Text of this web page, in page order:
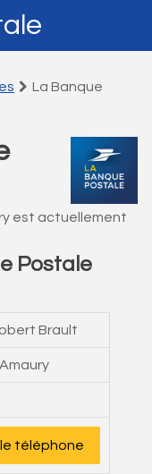
La Banque
est actuellement
Postale
Brault
téléphone